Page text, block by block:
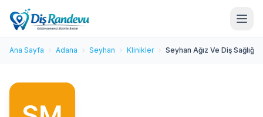
Ana Sayfa Adana Seyhan Klinikler Seyhan Ağız Ve Diş Sağlığı